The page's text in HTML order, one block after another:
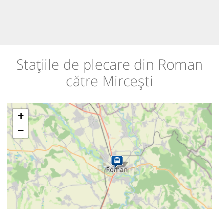
Stațiile de plecare din Roman
către Mircești
+
−